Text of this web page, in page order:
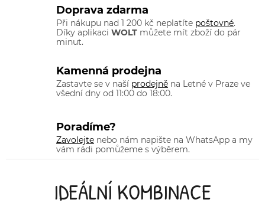
Doprava zdarma
Při nákupu nad 1 200 kč neplatíte poštovné.
Díky aplikaci WOLT můžete mít zboží do pár
minut.
Kamenná prodejna
Zastavte se v naší prodejně na Letné v Praze ve
všední dny od 11:00 do 18:00.
Poradíme?
Zavolejte nebo nám napište na WhatsApp a my
vám rádi pomůžeme s výběrem.
IDEÁLNÍ KOMBINACE